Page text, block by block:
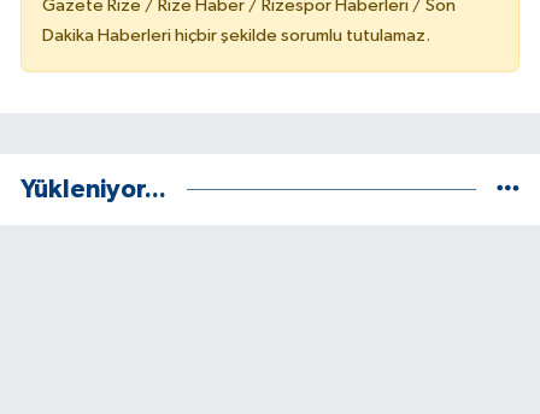
Gazete Rize / Rize Haber / Rizespor Haberleri / Son
Dakika Haberleri hiçbir şekilde sorumlu tutulamaz.
Yükleniyor...